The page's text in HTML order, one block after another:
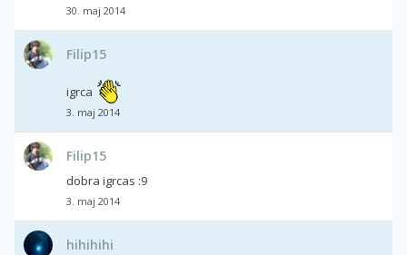
30. maj 2014
Filip15
igrca
3. maj 2014
Filip15
dobra igrcas :9
3. maj 2014
hihihihi